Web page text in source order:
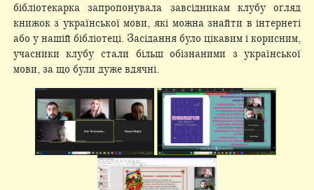
бібліотекарка запропонувала завсідникам клубу огляд
книжок з української мови, які можна знайти в інтернеті
або у нашій бібліотеці. Засідання було цікавим і корисним,
учасники клубу стали більш обізнаними з української
мови, за що були дуже вдячні.